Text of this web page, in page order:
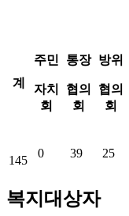
계
주민
자치
회
통장
협의
회
방위
협의
회
145
0 39 25
복지대상자